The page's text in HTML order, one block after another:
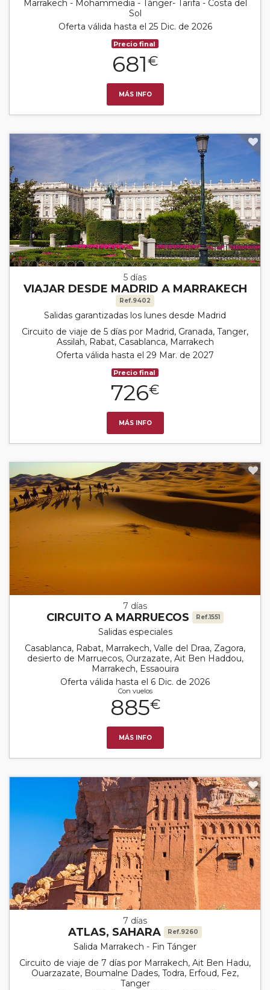
Marrakech - Mohammedia - Tánger- Tarifa - Costa del
Sol
Oferta válida hasta el 25 Dic. de 2026
Precio final
681€
MÁS INFO
5 días
VIAJAR DESDE MADRID A MARRAKECH
Ref.9402
Salidas garantizadas los lunes desde Madrid
Circuito de viaje de 5 días por Madrid, Granada, Tanger,
Assilah, Rabat, Casablanca, Marrakech
Oferta válida hasta el 29 Mar. de 2027
Precio final
726€
MÁS INFO
7 días
CIRCUITO A MARRUECOS Ref.1551
Salidas especiales
Casablanca, Rabat, Marrakech, Valle del Draa, Zagora,
desierto de Marruecos, Ourzazate, Ait Ben Haddou,
Marrakech, Essaouira
Oferta válida hasta el 6 Dic. de 2026
Con vuelos
885€
MÁS INFO
7 días
ATLAS, SAHARA Ref.9260
Salida Marrakech - Fin Tánger
Circuito de viaje de 7 días por Marrakech, Ait Ben Hadu,
Ouarzazate, Boumalne Dades, Todra, Erfoud, Fez,
Tanger